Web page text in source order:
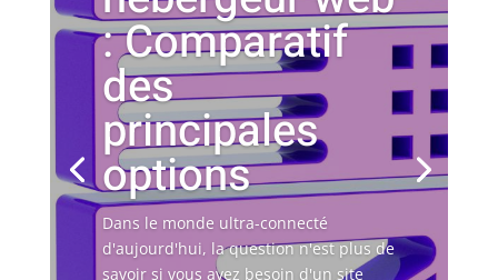
: Comparatif
des
principales
options
Dans le monde ultra-connecté
d'aujourd'hui, la question n'est plus de
savoir si vous avez besoin d'un site